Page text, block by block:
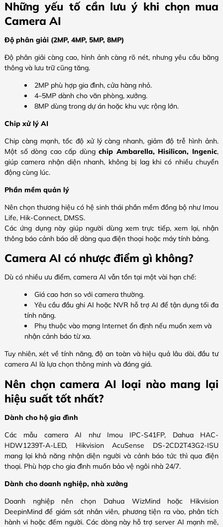
Những yếu tố cần lưu ý khi chọn mua
Camera AI
Độ phân giải (2MP, 4MP, 5MP, 8MP)
Độ phân giải càng cao, hình ảnh càng rõ nét, nhưng yêu cầu băng
thông và lưu trữ cũng tăng.
2MP phù hợp gia đình, cửa hàng nhỏ.
4–5MP dành cho văn phòng, xưởng.
8MP dùng trong dự án hoặc khu vực rộng lớn.
Chip xử lý AI
Chip càng mạnh, tốc độ xử lý càng nhanh, giảm độ trễ hình ảnh.
Một số dòng cao cấp dùngchip Ambarella, Hisilicon, Ingenic,
giúp camera nhận diện nhanh, không bị lag khi có nhiều chuyển
động cùng lúc.
Phần mềm quản lý
Nên chọn thương hiệu có hệ sinh thái phần mềm đồng bộ như Imou
Life, Hik-Connect, DMSS.
Các ứng dụng này giúp người dùng xem trực tiếp, xem lại, nhận
thông báo cảnh báo dễ dàng qua điện thoại hoặc máy tính bảng.
Camera AI có nhược điểm gì không?
Dù có nhiều ưu điểm, camera AI vẫn tồn tại một vài hạn chế:
Giá cao hơn so với camera thường.
Yêu cầu đầu ghi AI hoặc NVR hỗ trợ AI để tận dụng tối đa
tính năng.
Phụ thuộc vào mạng Internet ổn định nếu muốn xem và
nhận cảnh báo từ xa.
Tuy nhiên, xét về tính năng, độ an toàn và hiệu quả lâu dài, đầu tư
camera AI là lựa chọn thông minh và đáng giá.
Nên chọn camera AI loại nào mang lại
hiệu suất tốt nhất?
Dành cho hộ gia đình
Các mẫu camera AI như Imou IPC-S41FP, Dahua HAC-
HDW1239T-A-LED, Hikvision AcuSense DS-2CD2T43G2-ISU
mang lại khả năng nhận diện người và cảnh báo tức thì qua điện
thoại. Phù hợp cho gia đình muốn bảo vệ ngôi nhà 24/7.
Dành cho doanh nghiệp, nhà xưởng
Doanh nghiệp nên chọn Dahua WizMind hoặc Hikvision
DeepinMind để giám sát nhân viên, phương tiện ra vào, phân tích
hành vi hoặc đếm người. Các dòng này hỗ trợ server AI mạnh mẽ,